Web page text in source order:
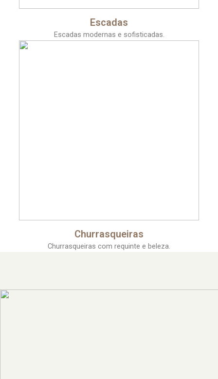
Escadas
Escadas modernas e sofisticadas.
Churrasqueiras
Churrasqueiras com requinte e beleza.